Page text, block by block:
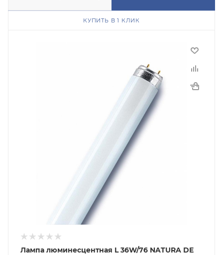
КУПИТЬ В 1 КЛИК
Лампа люминесцентная L 36W/76 NATURA DE